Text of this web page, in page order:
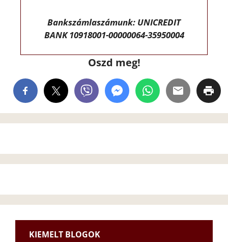
Bankszámlaszámunk: UNICREDIT
BANK 10918001-00000064-35950004
Oszd meg!
KIEMELT BLOGOK